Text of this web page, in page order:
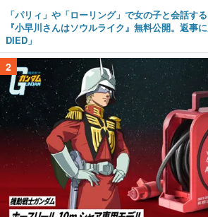
「パリィ」や「ローリング」で女の子と会話す
『小早川さんはソウルライク』無料公開。返事
DIED」
2